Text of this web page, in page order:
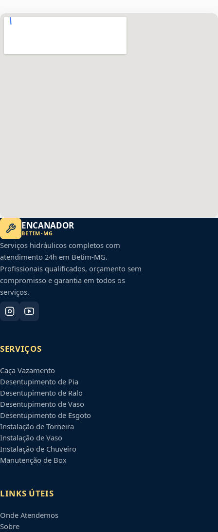
ENCANADOR
BETIM-MG
Serviços hidráulicos completos com
atendimento 24h em Betim-MG.
Profissionais qualificados, orçamento sem
compromisso e garantia em todos os
serviços.
SERVIÇOS
Caça Vazamento
Desentupimento de Pia
Desentupimento de Ralo
Desentupimento de Vaso
Desentupimento de Esgoto
Instalação de Torneira
Instalação de Vaso
Instalação de Chuveiro
Manutenção de Box
LINKS ÚTEIS
Onde Atendemos
Sobre